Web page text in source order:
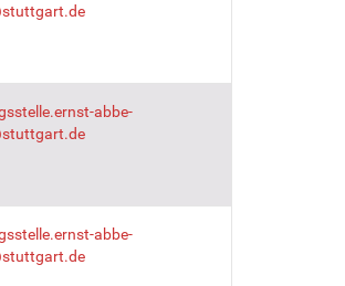
abbe-
abbe-